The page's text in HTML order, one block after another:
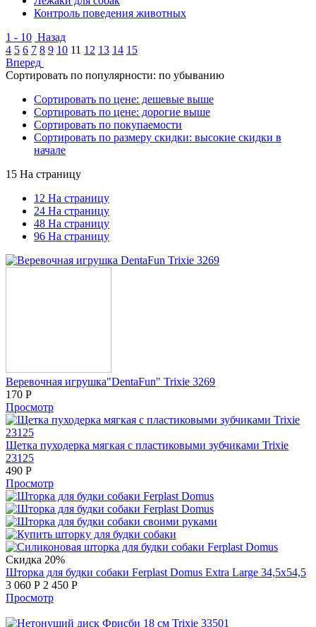
Контроль поведения животных
1 - 10 Назад
4 5 6 7 8 9 10 11 12 13 14 15
Вперед
Сортировать по популярности: по убыванию
Сортировать по цене: дешевые выше
Сортировать по цене: дорогие выше
Сортировать по покупаемости
Сортировать по размеру скидки: высокие скидки в
начале
15 На страницу
12 На страницу
24 На страницу
48 На страницу
96 На страницу
Веревочная игрушка"DentaFun" Trixie 3269
170 Р
Просмотр
Щетка пуходерка мягкая с пластиковыми зубчиками Trixie
23125
490 Р
Просмотр
Скидка 20%
Шторка для будки собаки Ferplast Domus Extra Large 34,5х54,5
3 060 Р 2 450 Р
Просмотр